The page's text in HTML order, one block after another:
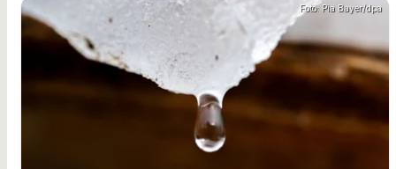
Foto: Pia Bayer/dpa